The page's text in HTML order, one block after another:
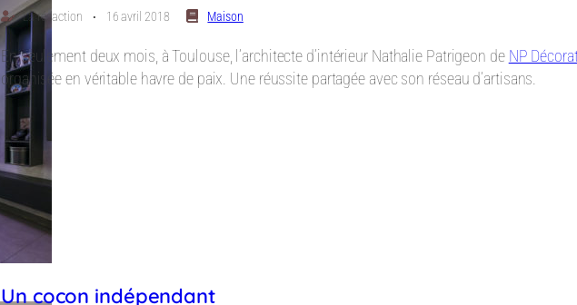
La rédaction ⋅ 16 avril 2018 Maison
En seulement deux mois, à Toulouse, l’architecte d’intérieur Nathalie Patrigeon de NP
organisée en véritable havre de paix. Une réussite partagée avec son réseau d’artisans.
Un cocon indépendant